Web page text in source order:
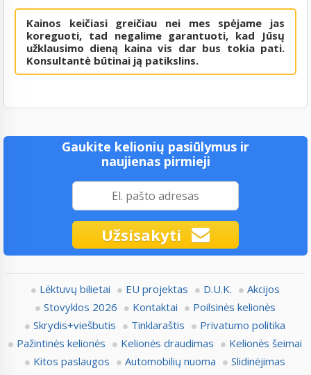
Kainos keičiasi greičiau nei mes spėjame jas
koreguoti, tad negalime garantuoti, kad Jūsų
užklausimo dieną kaina vis dar bus tokia pati.
Konsultantė būtinai ją patikslins.
Gaukite kelionių pasiūlymus ir
naujienas pirmieji
Užsisakyti
Lėktuvų bilietai EU projektas D.U.K.
Akcijos
Stovyklos 2026
Kontaktai
Poilsinės kelionės
Skrydis+viešbutis
Tinklaraštis
Privatumo politika
Pažintinės kelionės
Kelionės draudimas
Kelionės šeimai
Kitos paslaugos
Automobilių nuoma Slidinėjimas